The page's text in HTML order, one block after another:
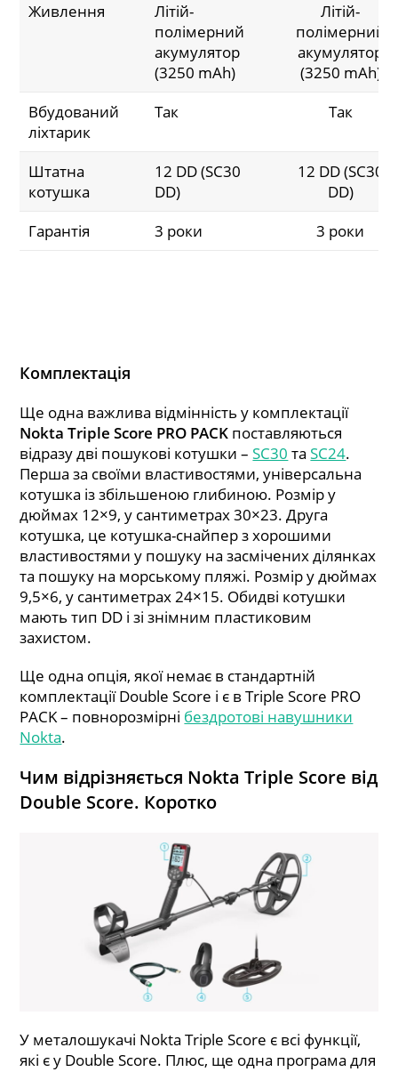
Живлення
Літій-
полімерний
акумулятор
(3250 mAh)
Літій-
полімерний
акумулятор
(3250 mAh)
Вбудований
ліхтарик
Так Так
Штатна
котушка
12 DD (SC30
DD)
12 DD (SC30
DD)
Гарантія
3 роки 3 роки
Комплектація
Ще одна важлива відмінність у комплектації
Nokta Triple Score PRO PACK поставляються
відразу дві пошукові котушки –SC30 таSC24.
Перша за своїми властивостями, універсальна
котушка із збільшеною глибиною. Розмір у
дюймах 12×9, у сантиметрах 30×23. Друга
котушка, це котушка-снайпер з хорошими
властивостями у пошуку на засмічених ділянках
та пошуку на морському пляжі. Розмір у дюймах
9,5×6, у сантиметрах 24×15. Обидві котушки
мають тип DD і зі знімним пластиковим
захистом.
Ще одна опція, якої немає в стандартній
комплектації Double Score і є в Triple Score PRO
PACK – повнорозмірні бездротові навушники
Nokta.
Чим відрізняється Nokta Triple Score від
Double Score. Коротко
У металошукачі Nokta Triple Score є всі функції,
які є у Double Score. Плюс, ще одна програма для